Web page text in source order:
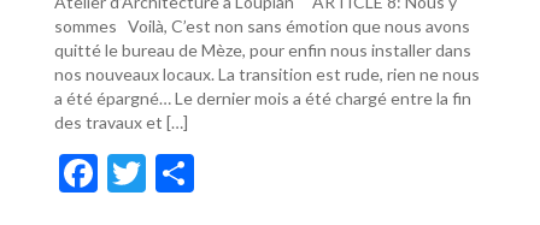
sommes Voilà, C’est non sans émotion que nous avons
quitté le bureau de Mèze, pour enfin nous installer dans
nos nouveaux locaux. La transition est rude, rien ne nous
a été épargné… Le dernier mois a été chargé entre la fin
des travaux et […]
F
T